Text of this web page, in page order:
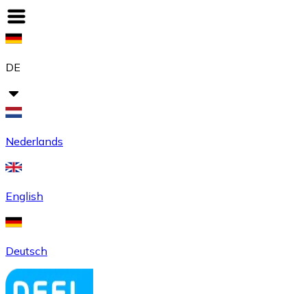
DE
Nederlands
English
Deutsch